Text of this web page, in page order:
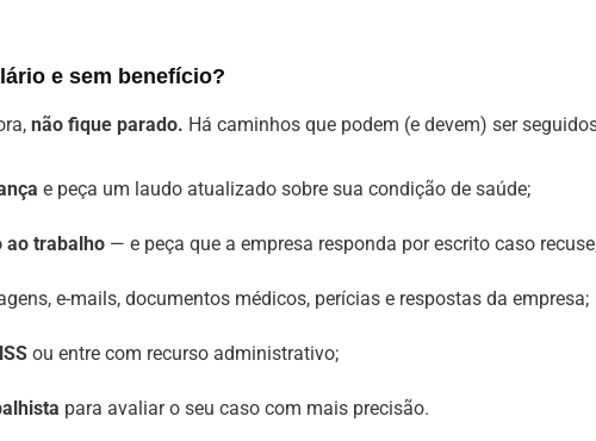
e sem benefício?
não fique parado. Há caminhos que podem (e devem) ser
e peça um laudo atualizado sobre sua condição de saúde;
ao trabalho — e peça que a empresa responda por escrito caso
e-mails, documentos médicos, perícias e respostas da empresa;
ou entre com recurso administrativo;
para avaliar o seu caso com mais precisão.